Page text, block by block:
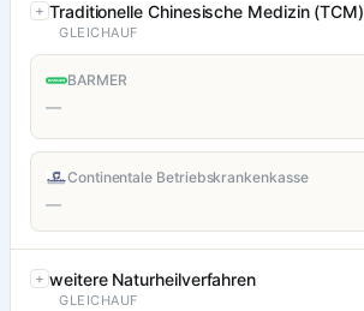
Traditionelle Chinesische Medizin (TCM)
GLEICHAUF
BARMER
—
Continentale Betriebskrankenkasse
—
weitere Naturheilverfahren
GLEICHAUF